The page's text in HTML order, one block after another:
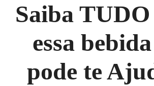
Saiba
essa
pode te